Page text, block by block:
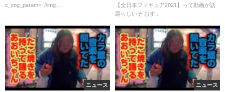
c_img_param=; //img...
【全日本フィギュア2021】って動画が話
題らしいぞ おす...
ニュース ニュース